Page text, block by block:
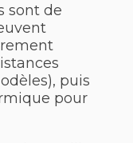
sont de
puis
pour